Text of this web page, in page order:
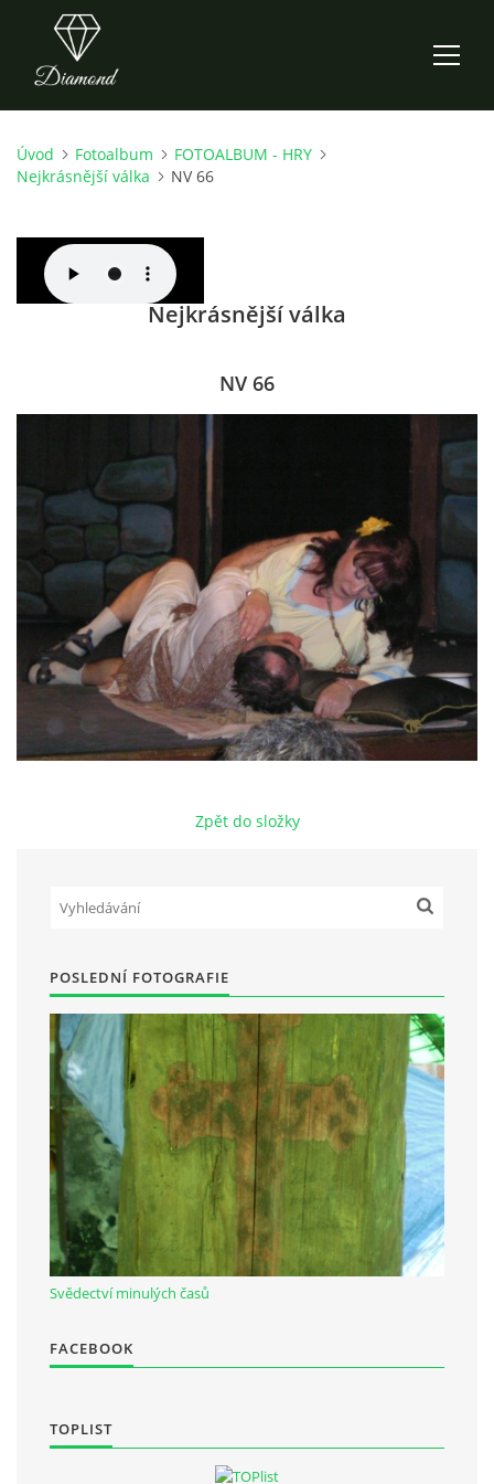
ÚVOD
O NÁS
KDY, KDE A CO HRAJEME
HRY OD ROKU 1973
VIDEOZÁZNAMY Z HER
FOTOALBUM
ČLENOVÉ - SOUČASNOST
Občanská vzdělávací jednota "Komenský" v Choceradech z.s.
Chocerady 4
257 24 Chocerady
IČ: 498 28 614
Kontaktní osoba:
Mgr. Miroslava Cinkeisová
723 967 851
© 2026 eStránky.cz |RSS
Úvod Fotoalbum
FOTOALBUM - HRY
Nejkrásnější válka
NV 66
Nejkrásnější válka
NV 66
Zpět do složky
POSLEDNÍ FOTOGRAFIE
Svědectví minulých časů
FACEBOOK
TOPLIST